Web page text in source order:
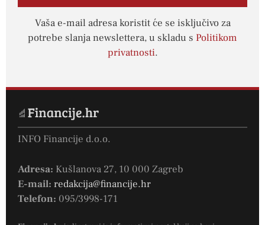
Vaša e-mail adresa koristit će se isključivo za
potrebe slanja newslettera, u skladu s Politikom
privatnosti.
INFO Financije d.o.o.
Adresa: Kušlanova 27, 10 000 Zagreb
E-mail: redakcija@financije.hr
Telefon: 095/3998-171